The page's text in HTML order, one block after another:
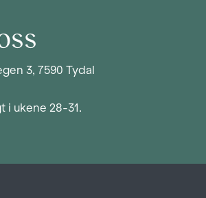
3, 7590 Tydal
i ukene 28-31.